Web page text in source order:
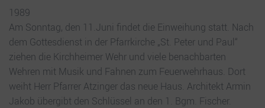
1989
Am Sonntag, den 11.Juni findet die Einweihung statt. Nach
dem Gottesdienst in der Pfarrkirche „St. Peter und Paul“
ziehen die Kirchheimer Wehr und viele benachbarten
Wehren mit Musik und Fahnen zum Feuerwehrhaus. Dort
weiht Herr Pfarrer Atzinger das neue Haus. Architekt Armin
Jakob übergibt den Schlüssel an den 1. Bgm. Fischer.